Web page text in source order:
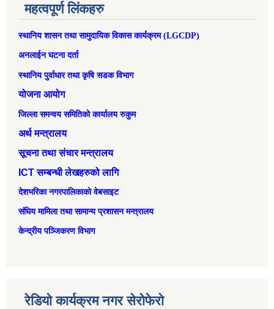
महत्वपूर्ण लिंकहरु
स्थानिय शासन तथा सामुदायिक विकास कार्यक्रम (LGCDP)
अनलाईन घटना दर्ता
स्थानिय पुर्वाधार तथा कृषि सडक विभाग
योजना आयोग
जिल्ला समन्वय समितिको कार्यालय रुकुम
अर्थ मन्त्रालय
सूचना तथा संचार मन्त्रालय
ICT सम्बन्धी लेखहरुको लागि
देशभरिका नगरपालिकाको वेबसाइट
संघिय मामिला तथा सामान्‍य प्रशासन मन्त्रालय
केन्द्रीय पञ्जिकरण विभाग
रेडियो कार्यक्रम नगर सेरोफेरो